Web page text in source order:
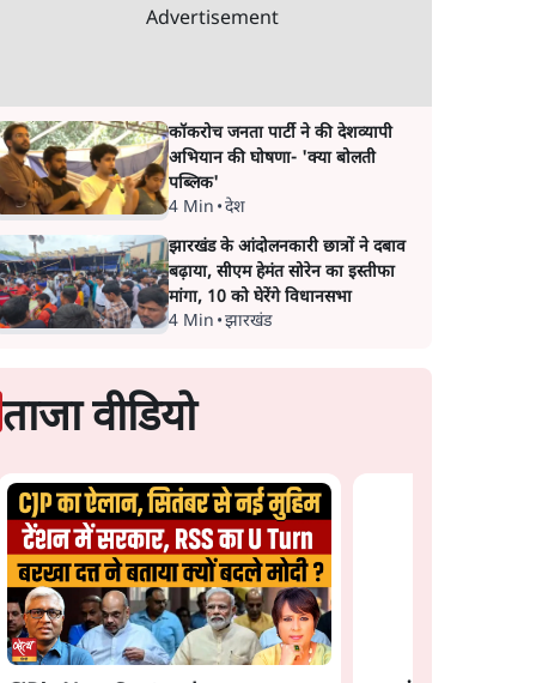
फँस
भागवत बोले- 'जेन ज़ी पर
आँख मूंदकर भरोसा,
आंदोलन देश-विरोधी नहीं';
Advertisement
कॉकरोच जनता पार्टी ने की देशव्यापी
अभियान की घोषणा- 'क्या बोलती
पब्लिक'
4 Min •देश
झारखंड के आंदोलनकारी छात्रों ने दबाव
बढ़ाया, सीएम हेमंत सोरेन का इस्तीफा
मांगा, 10 को घेरेंगे विधानसभा
4 Min •झारखंड
ताजा वीडियो